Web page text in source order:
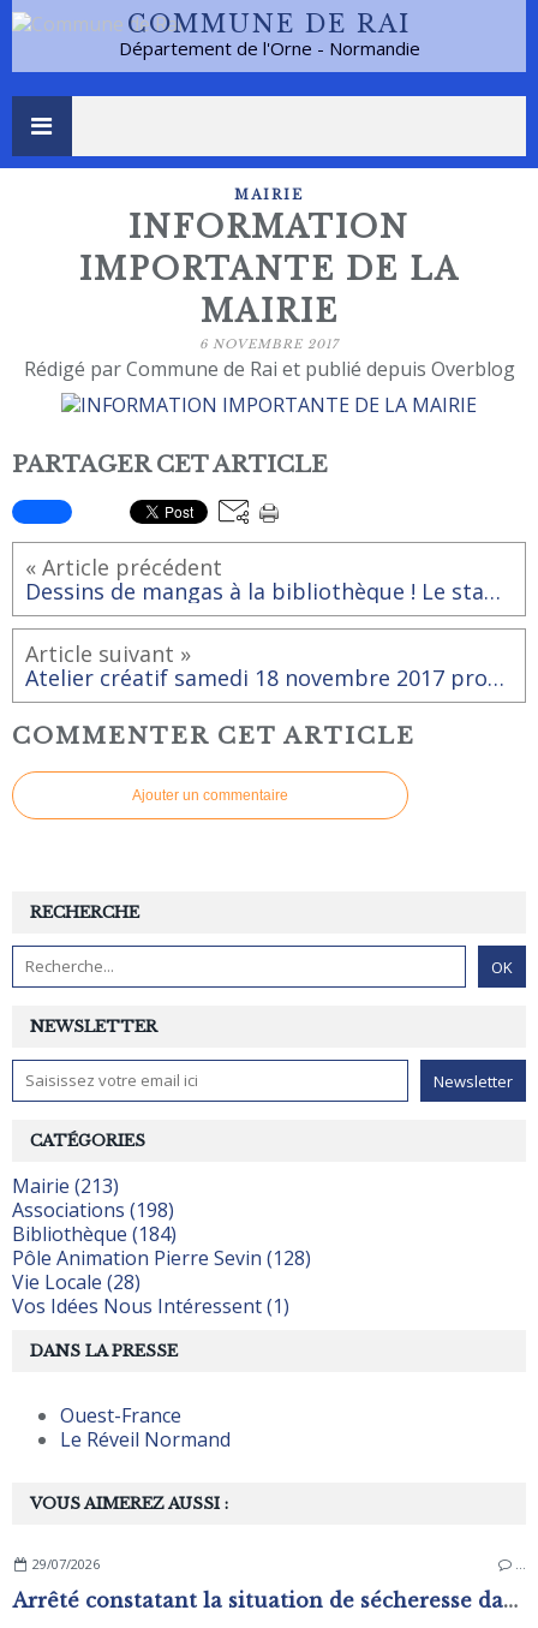
COMMUNE DE RAI
Département de l'Orne - Normandie
MAIRIE
INFORMATION
IMPORTANTE DE LA
MAIRIE
6 NOVEMBRE 2017
Rédigé par Commune de Rai et publié depuis Overblog
PARTAGER CET ARTICLE
« Article précédent
Dessins de mangas à la bibliothèque ! Le stage de Gaëlle du 23 et 24 octobre affiche complet !
Article suivant »
Atelier créatif samedi 18 novembre 2017 proposé par l'asso Rai-Animation
COMMENTER CET ARTICLE
Ajouter un commentaire
NEWSLETTER
RECHERCHE
VOUS AIMEREZ AUSSI :
29/07/2026 …
Arrêté constatant la situation de sécheresse dans les zones d'alerte du département de L'Orne
CATÉGORIES
Mairie (213)
Associations (198)
Bibliothèque (184)
Pôle Animation Pierre Sevin (128)
Vie Locale (28)
Vos Idées Nous Intéressent (1)
DANS LA PRESSE
Ouest-France
Le Réveil Normand